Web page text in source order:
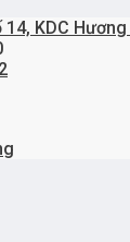
KDC Hương